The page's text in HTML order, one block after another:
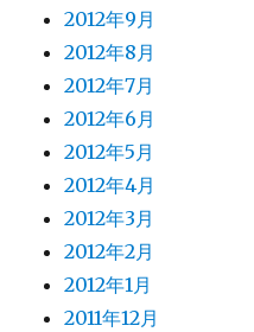
2012年9月
2012年8月
2012年7月
2012年6月
2012年5月
2012年4月
2012年3月
2012年2月
2012年1月
2011年12月